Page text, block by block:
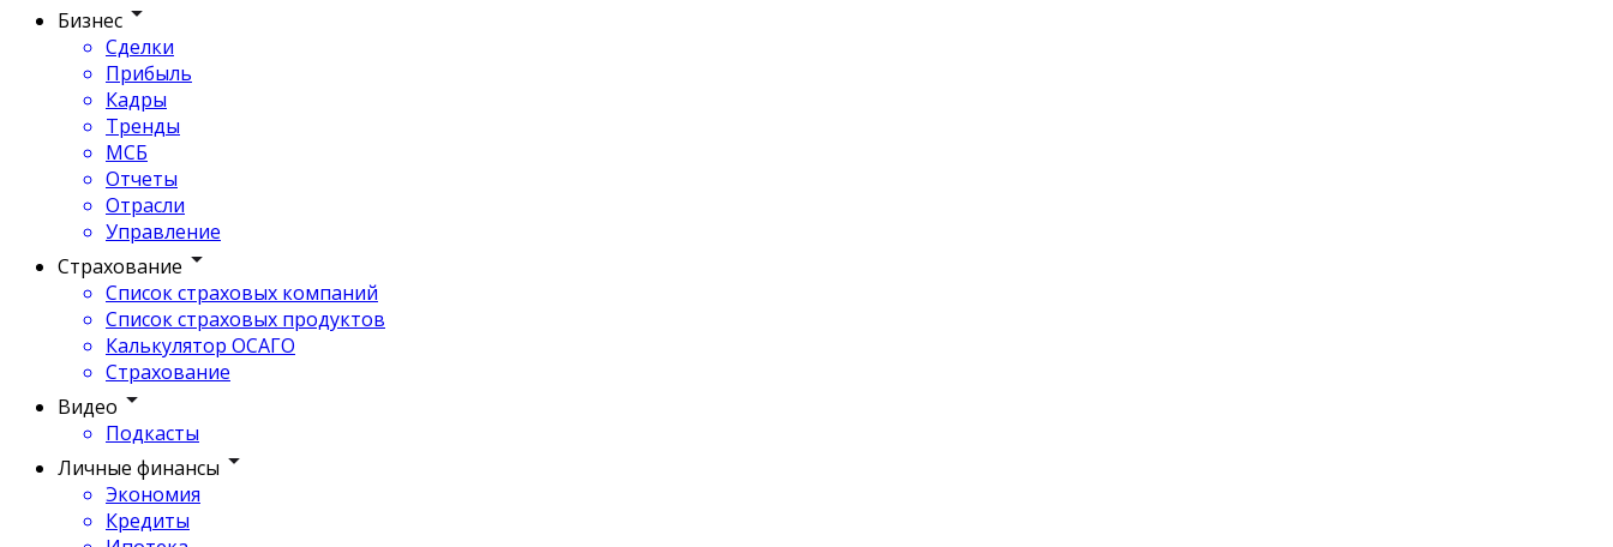
Бизнес
Сделки
Прибыль
Кадры
Тренды
МСБ
Отчеты
Отрасли
Управление
Страхование
Список страховых компаний
Список страховых продуктов
Калькулятор ОСАГО
Страхование
Видео
Подкасты
Личные финансы
Экономия
Кредиты